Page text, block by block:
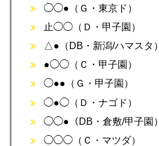
◯◯●（Ｇ・東京ド）
止◯◯（Ｄ・甲子園）
△●（DB・新潟/ハマスタ）
●◯◯（Ｃ・甲子園）
◯●●（Ｇ・甲子園）
◯●◯（Ｄ・ナゴド）
◯◯●（DB・倉敷/甲子園）
◯◯◯（Ｃ・マツダ）